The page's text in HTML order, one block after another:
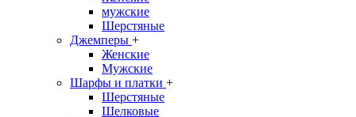
мужские
Шерстяные
Джемперы +
Женские
Мужские
Шарфы и платки +
Шерстяные
Шелковые